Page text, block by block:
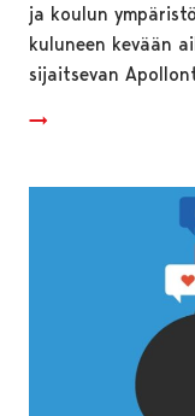
ja koulun
kuluneen kevään
sijaitsevan